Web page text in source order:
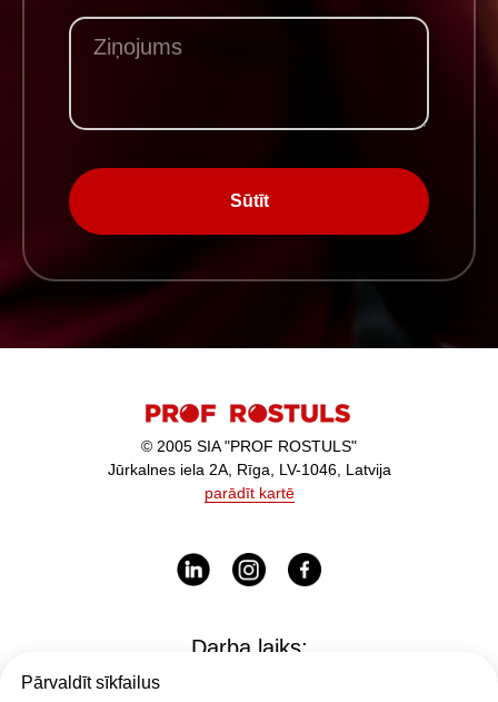
Pārvaldīt sīkfailus
Sūtīt
© 2005 SIA "PROF ROSTULS"
Jūrkalnes iela 2A, Rīga, LV-1046, Latvija
parādīt kartē
Darba laiks: